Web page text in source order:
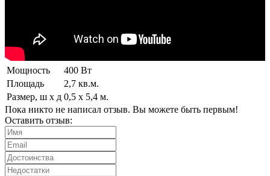
Мощность
400 Вт
Площадь
2,7 кв.м.
Размер, ш х д 0,5 х 5,4 м.
Пока никто не написал отзыв. Вы можете быть первым!
Оставить отзыв: